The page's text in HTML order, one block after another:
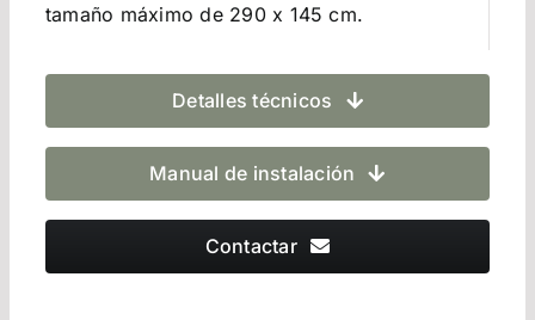
tamaño máximo de 290 x 145 cm.
Detalles técnicos
Manual de instalación
Contactar